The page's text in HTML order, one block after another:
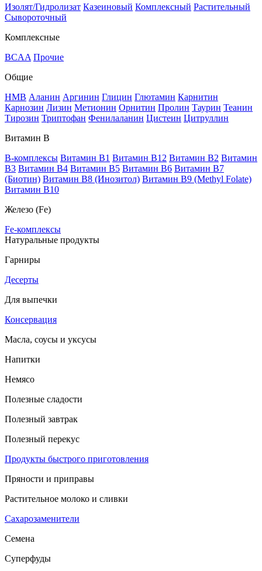
Изолят/Гидролизат Казеиновый Комплексный Растительный
Сывороточный
Комплексные
BCAA Прочие
Общие
HMB Аланин Аргинин Глицин Глютамин Карнитин
Карнозин Лизин Метионин Орнитин Пролин Таурин Теанин
Тирозин Триптофан Фенилаланин Цистеин Цитруллин
Витамин В
B-комплексы Витамин B1 Витамин B12 Витамин B2 Витамин
B3 Витамин B4 Витамин B5 Витамин B6 Витамин B7
(Биотин) Витамин B8 (Инозитол) Витамин B9 (Methyl Folate)
Витамин В10
Железо (Fe)
Fe-комплексы
Натуральные продукты
Гарниры
Десерты
Для выпечки
Консервация
Масла, соусы и уксусы
Напитки
Немясо
Полезные сладости
Полезный завтрак
Полезный перекус
Продукты быстрого приготовления
Пряности и приправы
Растительное молоко и сливки
Сахарозаменители
Семена
Суперфуды